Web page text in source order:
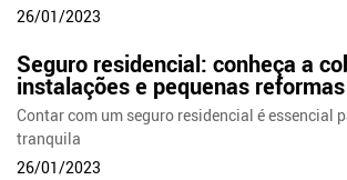
26/01/2023
Seguro residencial: conheça a
instalações e pequenas reformas
Contar com um seguro residencial é essencial
tranquila
26/01/2023